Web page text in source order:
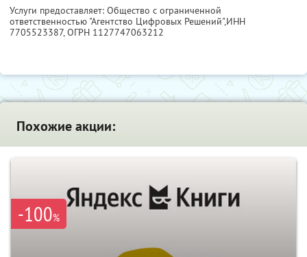
Услуги предоставляет: Общество с ограниченной
ответственностью "Агентство Цифровых Решений",ИНН
7705523387, ОГРН 1127747063212
Похожие акции:
-100%